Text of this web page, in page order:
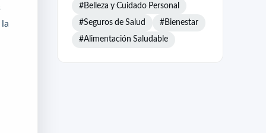
#Belleza y Cuidado Personal
#Seguros de Salud #Bienestar
#Alimentación Saludable